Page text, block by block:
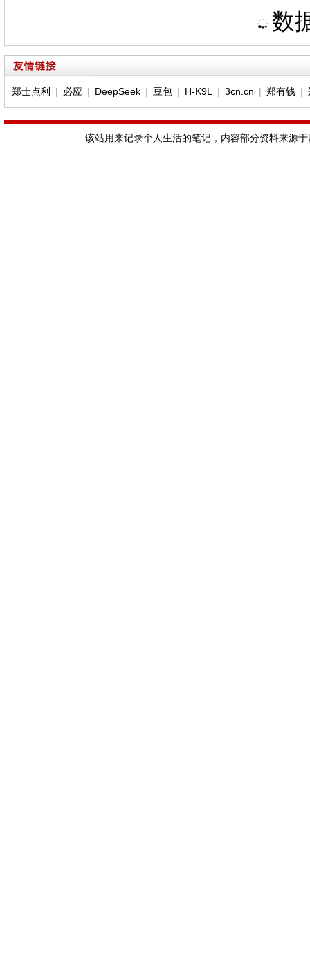
数
郑士点利 | 必应| DeepSeek| 豆包| H-K9L| 3cn.cn | 郑有钱|
该站用来记录个人生活的笔记，内容部分资料来源